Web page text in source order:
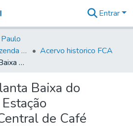
&
Coleções
Tudo na
Biblioteca
Estatísticas
Entrar
Acervo Histório - Fazenda Lageado
Acervo historico FCA
Esquema da Planta Baixa do Laboratório da Estação Experimental Central de Café
Baixa do
de Café